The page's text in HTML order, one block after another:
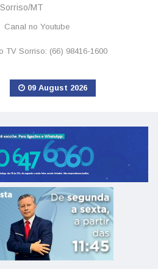
Sorriso/MT
Canal no Youtube
TV Sorriso: (66) 98416-1600
09 August 2026